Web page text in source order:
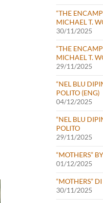
“THE
MICHAEL T.
30/11/2025
“THE
MICHAEL T.
29/11/2025
“NEL BLU
POLITO (ENG)
04/12/2025
“NEL BLU
POLITO
29/11/2025
“MOTHERS”
01/12/2025
“MOTHERS”
30/11/2025